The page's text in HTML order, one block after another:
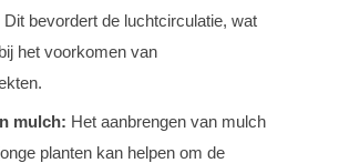
Dit bevordert de luchtcirculatie, wat
het voorkomen van
mulch: Het aanbrengen van mulch
planten kan helpen om de